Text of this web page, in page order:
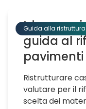
Guida alla
Idee per
guida al
pavimenti
Ristrutturare
valutare per il
scelta dei